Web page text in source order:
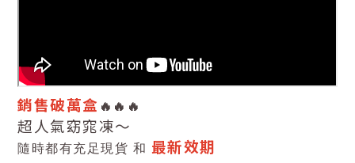
銷售破萬盒 🔥 🔥 🔥
超人氣窈窕凍～
隨時都有充足現貨 和 最新效期